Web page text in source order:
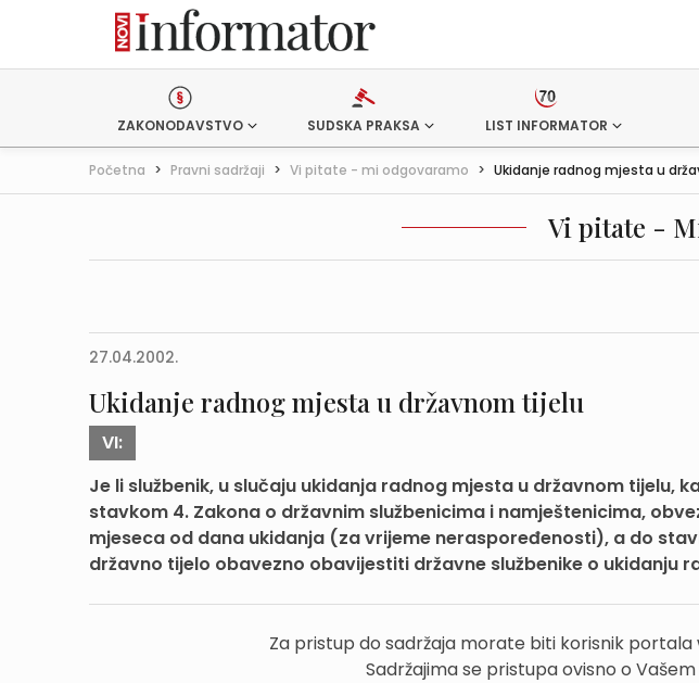
ZAKONODAVSTVO SUDSKA PRAKSA LIST INFORMATOR
Početna > Pravni sadržaji > Vi pitate - mi odgovaramo > Ukidanje radnog mjesta u
Vi pitate -
27.04.2002.
Ukidanje radnog mjesta u državnom tijelu
VI:
Je li službenik, u slučaju ukidanja radnog mjesta u državnom tijelu,
stavkom 4. Zakona o državnim službenicima i namještenicima,
mjeseca od dana ukidanja (za vrijeme neraspoređenosti), a do
državno tijelo obavezno obavijestiti državne službenike o ukidanju
Za pristup do sadržaja morate biti korisnik
Sadržajima se pristupa ovisno o